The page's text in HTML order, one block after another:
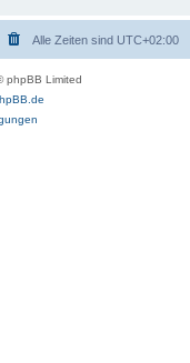
Alle Zeiten sind UTC+02:00
phpBB Limited